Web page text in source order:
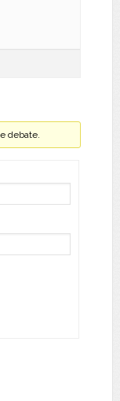
debate.